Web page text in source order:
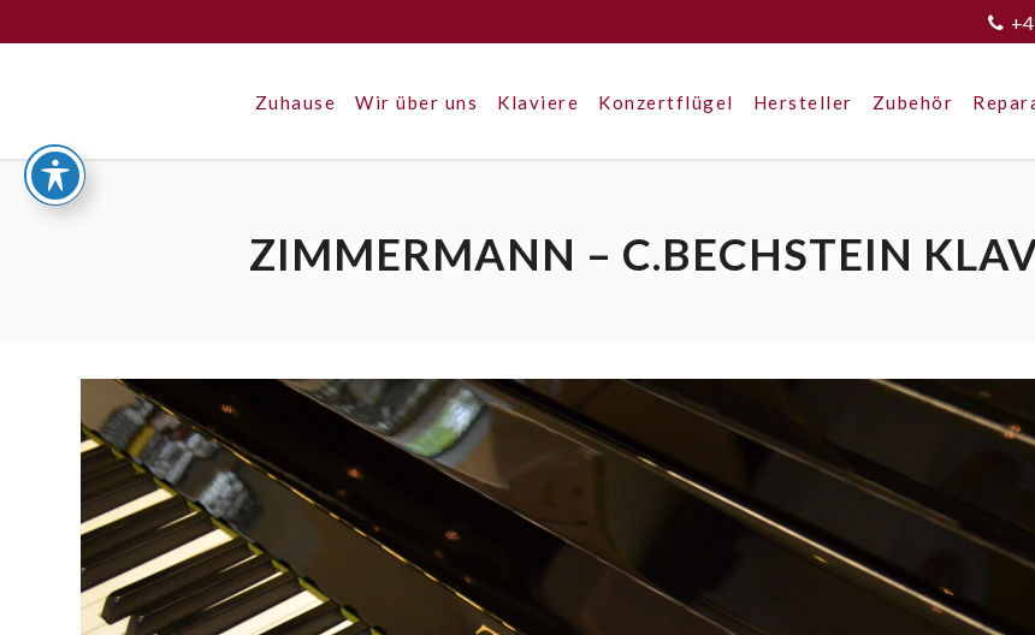
Zuhause Wir über uns Klaviere Konzertflügel Hersteller Zubehör
ZIMMERMANN – C.BECHSTEIN